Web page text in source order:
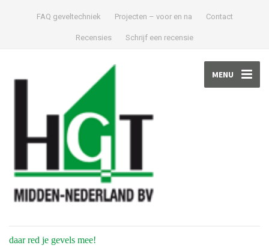
FAQ geveltechniek Projecten – voor en na Contact
Recensies Schrijf een recensie
MENU
daar red je gevels mee!